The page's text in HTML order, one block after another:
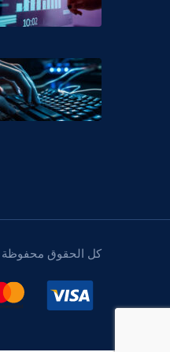
كل الحقوق محفوظة © 2024 لمركز التعليم المتكامل